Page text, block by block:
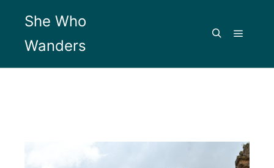
She Who
Wanders